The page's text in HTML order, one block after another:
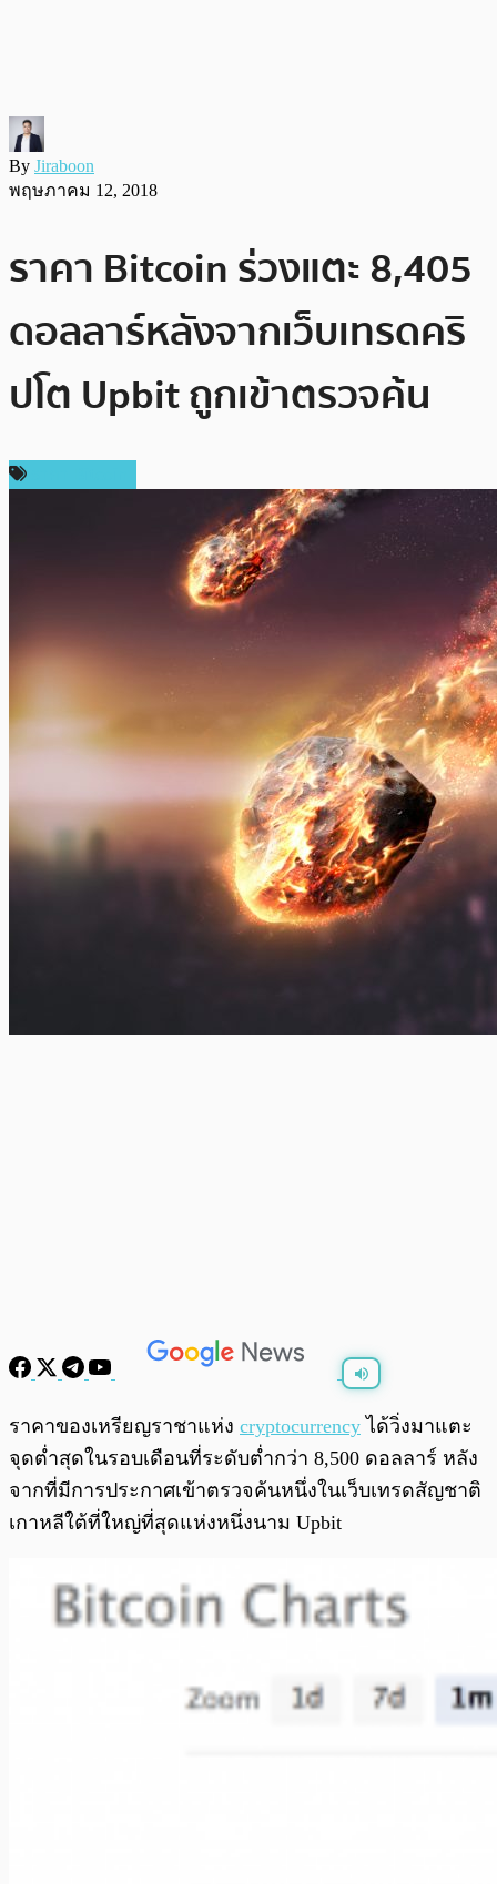
By Jiraboon
พฤษภาคม 12, 2018
ราคา Bitcoin ร่วงแตะ 8,405
ดอลลาร์หลังจากเว็บเทรดคริ
ปโต Upbit ถูกเข้าตรวจค้น
พร้อมเล่น 0:00
ราคาของเหรียญราชาแห่ง cryptocurrency ได้วิ่งมาแตะ
จุดต่ำสุดในรอบเดือนที่ระดับต่ำกว่า 8,500 ดอลลาร์ หลัง
จากที่มีการประกาศเข้าตรวจค้นหนึ่งในเว็บเทรดสัญชาติ
เกาหลีใต้ที่ใหญ่ที่สุดแห่งหนึ่งนาม Upbit